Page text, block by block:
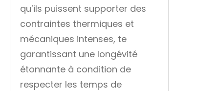
qu’ils puissent supporter des
contraintes thermiques et
mécaniques intenses, te
garantissant une longévité
étonnante à condition de
respecter les temps de